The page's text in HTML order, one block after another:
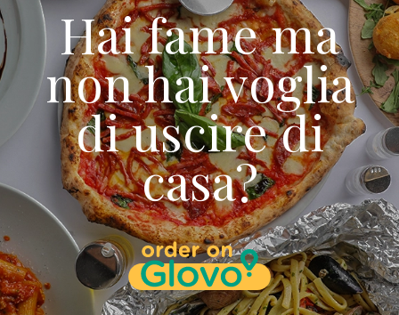
Hai fame ma
non hai voglia
di uscire di
casa?